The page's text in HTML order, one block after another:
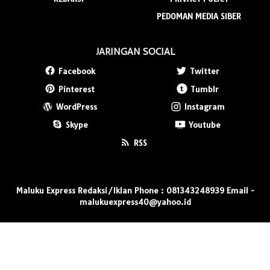
PEDOMAN MEDIA SIBER
JARINGAN SOCIAL
Facebook
Twitter
Pinterest
Tumblr
WordPress
Instagram
Skype
Youtube
RSS
Maluku Express Redaksi/Iklan Phone : 081343248939 Email -
malukuexpress40@yahoo.id